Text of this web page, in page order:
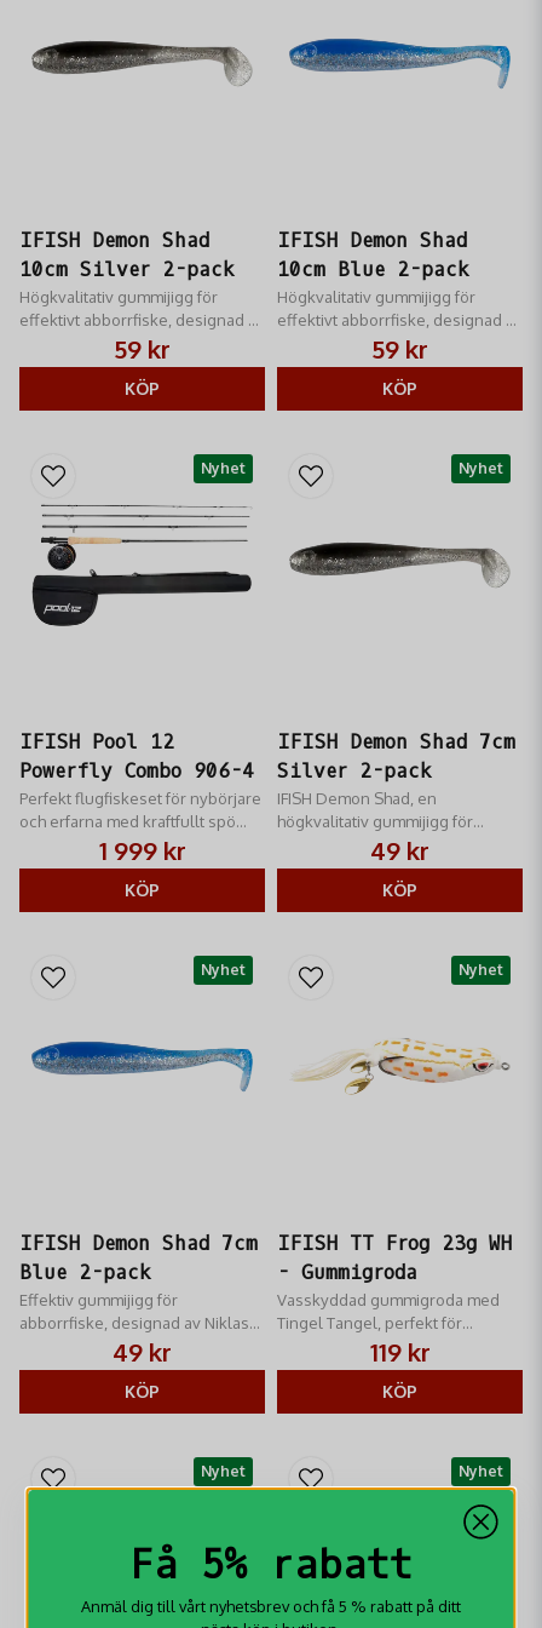
IFISH Demon Shad
10cm Silver 2-pack
Högkvalitativ gummijigg för
effektivt abborrfiske, designad av
59 kr
KÖP
IFISH Demon Shad
10cm Blue 2-pack
Högkvalitativ gummijigg för
effektivt abborrfiske, designad av
Niklas Lures. Levereras med
jigghuvud i zink.
59 kr
KÖP
IFISH Pool 12
Powerfly Combo 906-4
Perfekt flugfiskeset för nybörjare
och erfarna med kraftfullt spö
och justerbar rulle.
1 999 kr
KÖP
Nyhet
IFISH Demon Shad 7cm
Silver 2-pack
IFISH Demon Shad, en
högkvalitativ gummijigg för
abborrfiske, designad av Niklas
Lures. Levereras med
49 kr
KÖP
Nyhet
IFISH Demon Shad 7cm
Blue 2-pack
Effektiv gummijigg för
abborrfiske, designad av Niklas
Lures. Komplett med jigghuvud i
zink.
49 kr
KÖP
Nyhet
IFISH TT Frog 23g WH
- Gummigroda
Vasskyddad gummigroda med
Tingel Tangel, perfekt för
gäddfiske i vegetation. Anpassad
för ytfiske med spinnstopp.
119 kr
KÖP
Nyhet
Nyhet Nyhet
Få 5% rabatt
Anmäl dig till vårt nyhetsbrev och få 5 % rabatt på ditt